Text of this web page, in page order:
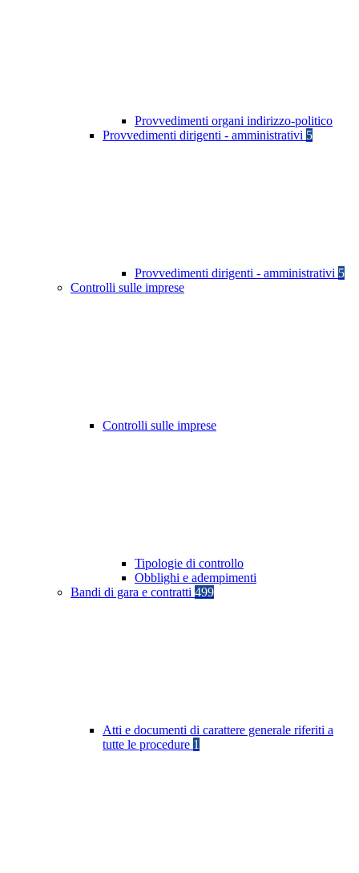
Provvedimenti organi indirizzo-politico
Provvedimenti dirigenti - amministrativi 5
Provvedimenti dirigenti - amministrativi 5
Controlli sulle imprese
Controlli sulle imprese
Tipologie di controllo
Obblighi e adempimenti
Bandi di gara e contratti 499
Atti e documenti di carattere generale riferiti a
tutte le procedure 1